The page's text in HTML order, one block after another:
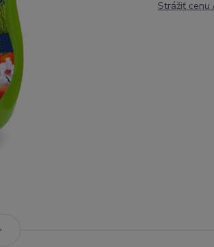
Strážiť cenu